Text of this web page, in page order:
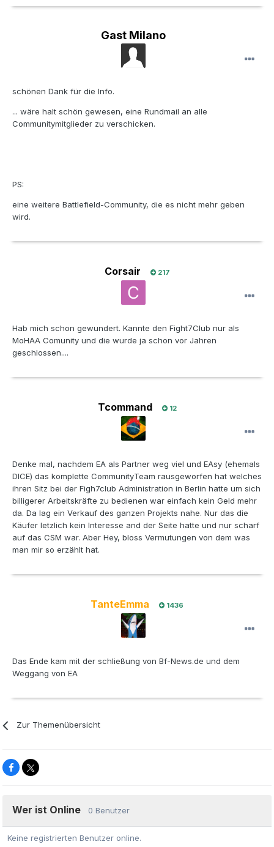
Gast Milano
schönen Dank für die Info.
... wäre halt schön gewesen, eine Rundmail an alle
Communitymitglieder zu verschicken.
PS:
eine weitere Battlefield-Community, die es nicht mehr geben
wird.
Corsair 217
Hab mich schon gewundert. Kannte den Fight7Club nur als
MoHAA Comunity und die wurde ja schon vor Jahren
geschlossen....
Tcommand 12
Denke mal, nachdem EA als Partner weg viel und EAsy (ehemals
DICE) das komplette CommunityTeam rausgeworfen hat welches
ihren Sitz bei der Figh7club Administration in Berlin hatte um sich
billigerer Arbeitskräfte zu bedienen war einfach kein Geld mehr
da. Da lag ein Verkauf des ganzen Projekts nahe. Nur das die
Käufer letzlich kein Interesse and der Seite hatte und nur scharf
auf das CSM war. Aber Hey, bloss Vermutungen von dem was
man mir so erzählt hat.
TanteEmma 1436
Das Ende kam mit der schließung von Bf-News.de und dem
Weggang von EA
Zur Themenübersicht
Wer ist Online 0 Benutzer
Keine registrierten Benutzer online.